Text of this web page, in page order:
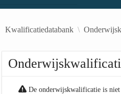
Kwalificatiedatabank
De onderwijskwalificatie is niet